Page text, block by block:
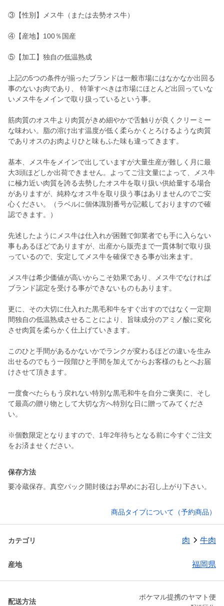
③【性別】メス牛（または去勢オス牛）
④【産地】100％国産
⑤【加工】独自の低温熟成
上記の5つの条件が揃ったブランドは一般市場にはなかなか出回る
事のないお肉であり、 特筆すべきは市場にほとんど出回っていな
いメス牛をメインで取り扱っているという事。
筋肉質のオス牛より肉質がきめ細やかで舌触りが良くクリーミー
な味わい。脂の溶け出す温度が低く柔らかくとろけるような肉質
でありオスのお肉よりひと味もふた味も違ってきます。
基本、メス牛をメインで出していますが大量生産が難しく月に最
大3頭ほどしか出荷できません。よってご注文量によって、メス牛
に極力近い肉質を誇る去勢したオス牛を取り扱い供給量する場合
がありますが、純粋なオス牛を取り扱う事はありませんのでご安
心ください。（ラベルに個体識別番号が記載しておりますので確
認できます。）
先述したようにメス牛は仕入れが困難で卸業者でも手に入らない
事もあるほどでありますが、出産から販売まで一貫体制で取り扱
っているので、安定してメス牛を確保できる事が出来ます。
メス牛は希少価値が高いからこそ効果であり、メス牛でなければ
ブランド認定を受ける事ができないものもあります。
更に、その大切に仕入れた黒毛和牛をすぐ出すのではなく一定期
間独自の低温熟成させることにより、旨味成分のアミノ酸に変化
させ肉質を柔らかく仕上げていきます。
このひと手間があるかないかでランクが変わるほどの違いを生み
出せるのでもう一段階ひと手間を加えてからお客様のもとへお届
けさせて頂きます。
一度食べたらもう戻れない特別な黒毛和牛を自分ご褒美に、そし
て最高の贈り物として大切な方へ特別な日に贈ってみてくださ
い。
※個数限定となりますので、1年2年待ちとなる前に今すぐご注文
保存方法
要冷蔵保存。真空パック開封後はお早めにお召し上がり下さい。
商品タイプについて（予約商品）
カテゴリ 肉 牛肉
産地 福岡県
配送方法
ポケマル提携のヤマト便